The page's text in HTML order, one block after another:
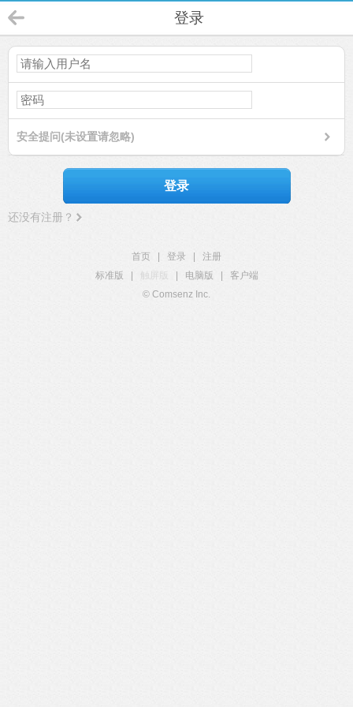
登录
安全提问(未设置请忽略)
登录
还没有注册？
首页 登录
注册
标准版
触屏版 电脑版
客户端
© Comsenz Inc.